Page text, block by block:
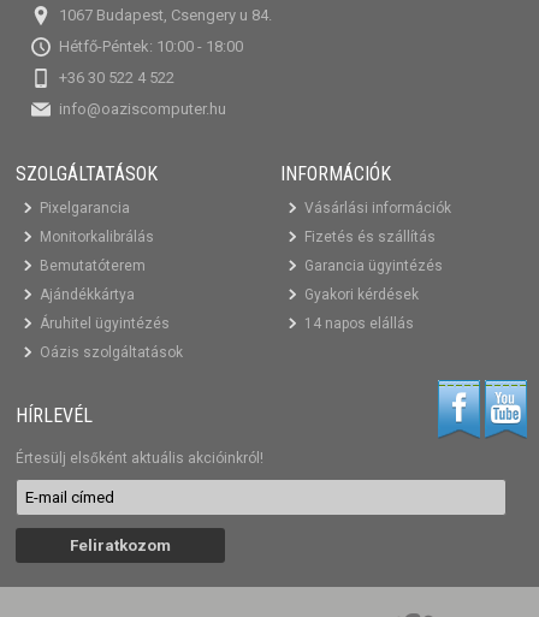
1067 Budapest, Csengery u 84.
Hétfő-Péntek: 10:00 - 18:00
+36 30 522 4 522
info@oaziscomputer.hu
SZOLGÁLTATÁSOK
Pixelgarancia
Monitorkalibrálás
Bemutatóterem
Ajándékkártya
Áruhitel ügyintézés
Oázis szolgáltatások
INFORMÁCIÓK
Vásárlási információk
Fizetés és szállítás
Garancia ügyintézés
Gyakori kérdések
14 napos elállás
HÍRLEVÉL
Értesülj elsőként aktuális akcióinkról!